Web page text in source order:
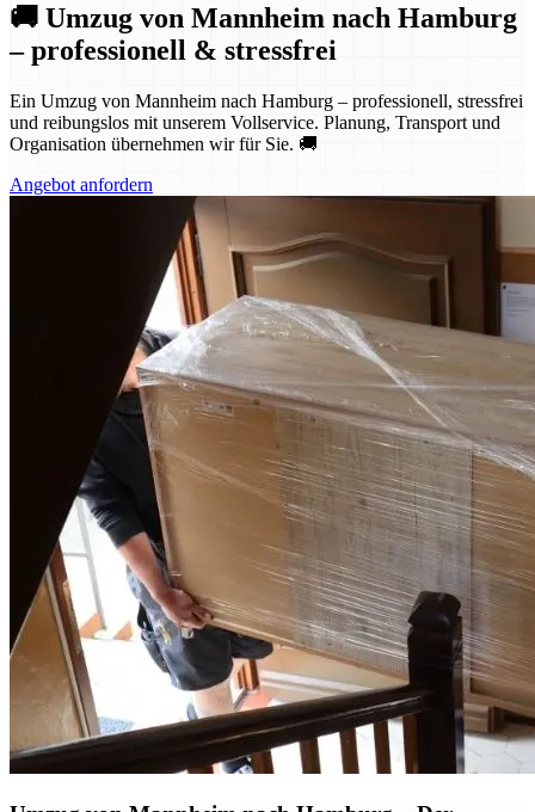
🚚 Umzug von Mannheim nach Hamburg
– professionell & stressfrei
Ein Umzug von Mannheim nach Hamburg – professionell, stressfrei
und reibungslos mit unserem Vollservice. Planung, Transport und
Organisation übernehmen wir für Sie. 🚚
Angebot anfordern